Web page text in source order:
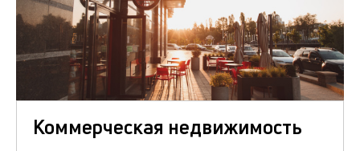
Коммерческая недвижимость